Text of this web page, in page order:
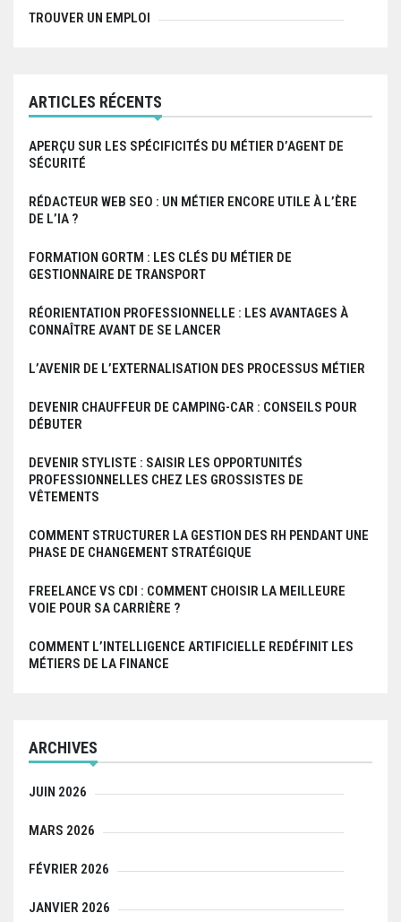
’
t
i
c
l
TROUVER UN EMPLOI
ARTICLES RÉCENTS
APERÇU SUR LES SPÉCIFICITÉS DU MÉTIER D’AGENT DE
SÉCURITÉ
RÉDACTEUR WEB SEO : UN MÉTIER ENCORE UTILE À L’ÈRE
DE L’IA ?
FORMATION GORTM : LES CLÉS DU MÉTIER DE
GESTIONNAIRE DE TRANSPORT
RÉORIENTATION PROFESSIONNELLE : LES AVANTAGES À
CONNAÎTRE AVANT DE SE LANCER
L’AVENIR DE L’EXTERNALISATION DES PROCESSUS MÉTIER
DEVENIR CHAUFFEUR DE CAMPING-CAR : CONSEILS POUR
DÉBUTER
DEVENIR STYLISTE : SAISIR LES OPPORTUNITÉS
PROFESSIONNELLES CHEZ LES GROSSISTES DE
VÊTEMENTS
COMMENT STRUCTURER LA GESTION DES RH PENDANT UNE
PHASE DE CHANGEMENT STRATÉGIQUE
FREELANCE VS CDI : COMMENT CHOISIR LA MEILLEURE
VOIE POUR SA CARRIÈRE ?
COMMENT L’INTELLIGENCE ARTIFICIELLE REDÉFINIT LES
MÉTIERS DE LA FINANCE
ARCHIVES
JUIN 2026
MARS 2026
FÉVRIER 2026
JANVIER 2026